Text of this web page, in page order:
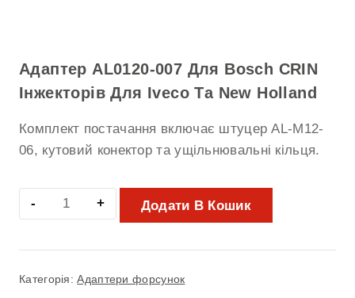
Адаптер AL0120-007 Для Bosch CRIN
Інжекторів Для Iveco Та New Holland
Комплект постачання включає штуцер AL-M12-
06, кутовий конектор та ущільнювальні кільця.
Додати В Кошик
Категорія:Адаптери форсунок